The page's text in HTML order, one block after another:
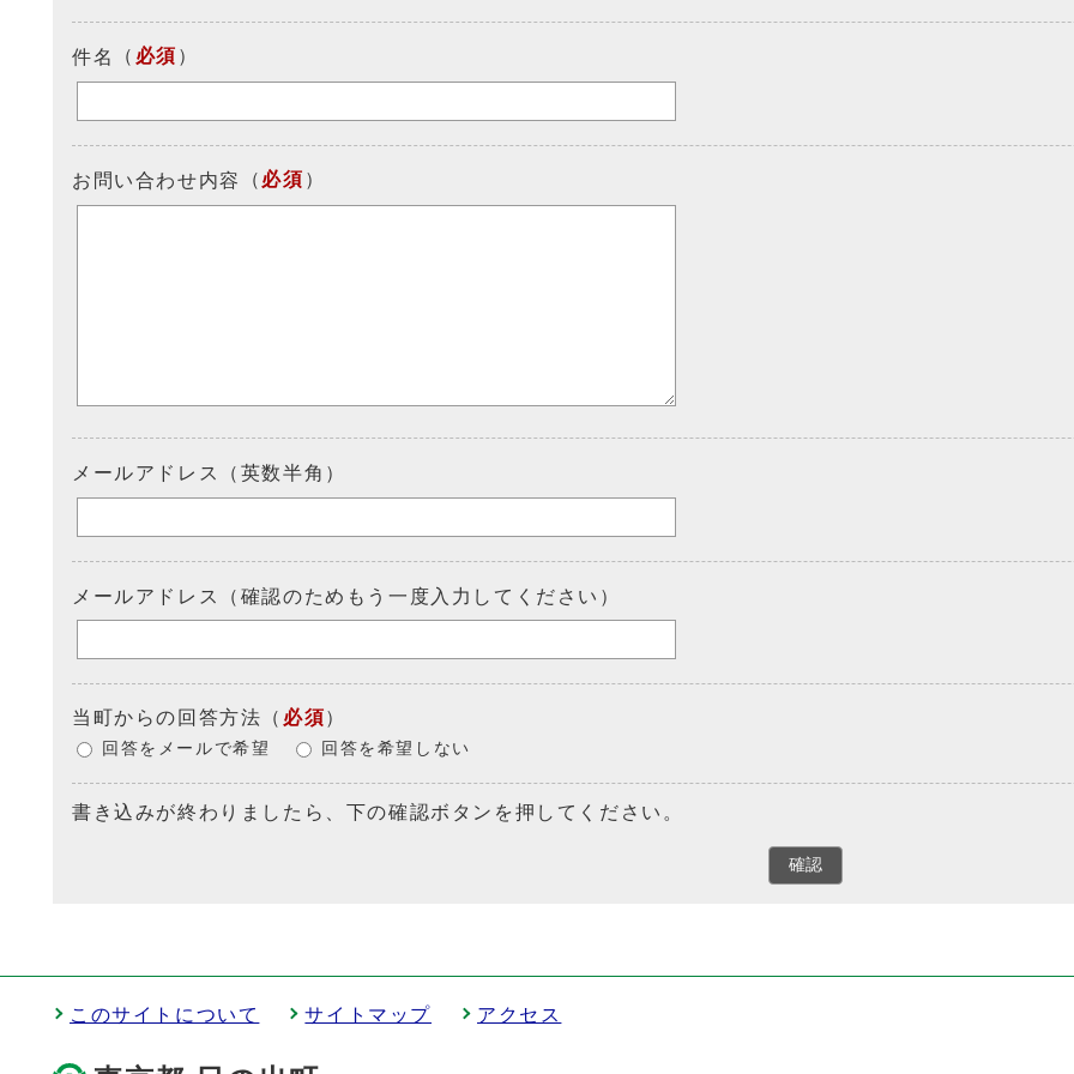
件名 （ 必須 ）
お問い合わせ内容 （ 必須 ）
メールアドレス（英数半角）
メールアドレス（確認のためもう一度入力してください）
当町からの回答方法 （ 必須 ）
回答をメールで希望 回答を希望しない
書き込みが終わりましたら、下の確認ボタンを押してください。
確認
このサイトについて サイトマップ アクセス